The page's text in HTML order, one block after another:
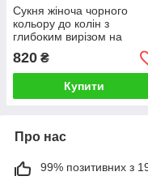
Сукня жіноча чорного
кольору до колін з
глибоким вирізом на
спинці 42(S)
820 ₴
Купити
Про нас
99% позитивних з